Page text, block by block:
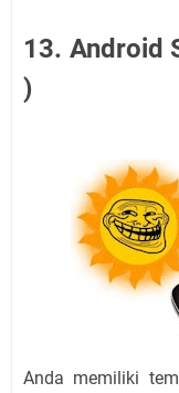
13. Android
)
Anda memiliki